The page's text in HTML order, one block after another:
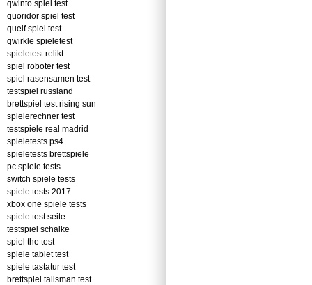
qwinto spiel test
quoridor spiel test
quelf spiel test
qwirkle spieletest
spieletest relikt
spiel roboter test
spiel rasensamen test
testspiel russland
brettspiel test rising sun
spielerechner test
testspiele real madrid
spieletests ps4
spieletests brettspiele
pc spiele tests
switch spiele tests
spiele tests 2017
xbox one spiele tests
spiele test seite
testspiel schalke
spiel the test
spiele tablet test
spiele tastatur test
brettspiel talisman test